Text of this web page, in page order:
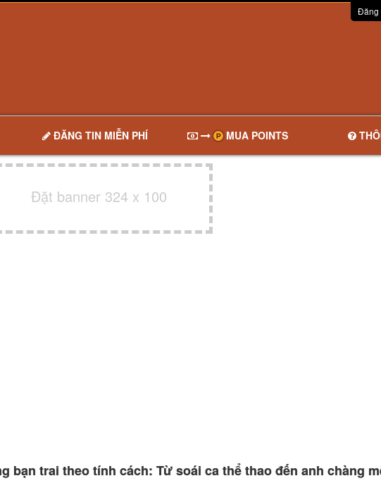
Đăng
ĐĂNG TIN MIỄN PHÍ MUA POINTS
Đặt banner 324 x 100
bạn trai theo tính cách: Từ soái ca thể thao đến anh chàng